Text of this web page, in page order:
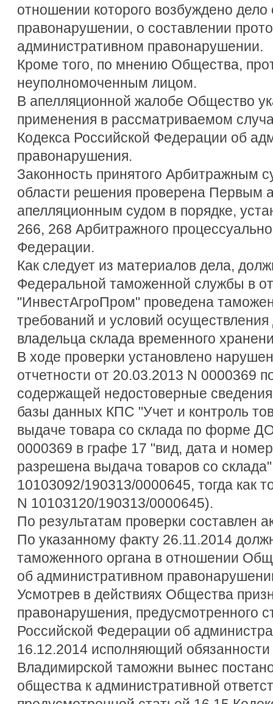
отношении которого возбуждено
правонарушении, о составлении
административном правонарушении.
Кроме того, по мнению Общества,
неуполномоченным лицом.
В апелляционной жалобе Общество
применения в рассматриваемом
Кодекса Российской Федерации об
правонарушения.
Законность принятого Арбитражным
области решения проверена Первым
апелляционным судом в порядке,
266, 268 Арбитражного
Федерации.
Как следует из материалов дела,
Федеральной таможенной службы в
"ИнвестАгроПром" проведена
требований и условий осуществления
владельца склада временного
В ходе проверки установлено
отчетности от 20.03.2013 N 0000369
содержащей недостоверные сведения
базы данных КПС "Учет и контроль
выдаче товара со склада по форме
0000369 в графе 17 "вид, дата и
разрешена выдача товаров со
10103092/190313/0000645, тогда как
N 10103120/190313/0000645).
По результатам проверки составлен
По указанному факту 26.11.2014
таможенного органа в отношении
об административном
Усмотрев в действиях Общества
правонарушения, предусмотренного
Российской Федерации об
16.12.2014 исполняющий обязанности
Владимирской таможни вынес
общества к административной